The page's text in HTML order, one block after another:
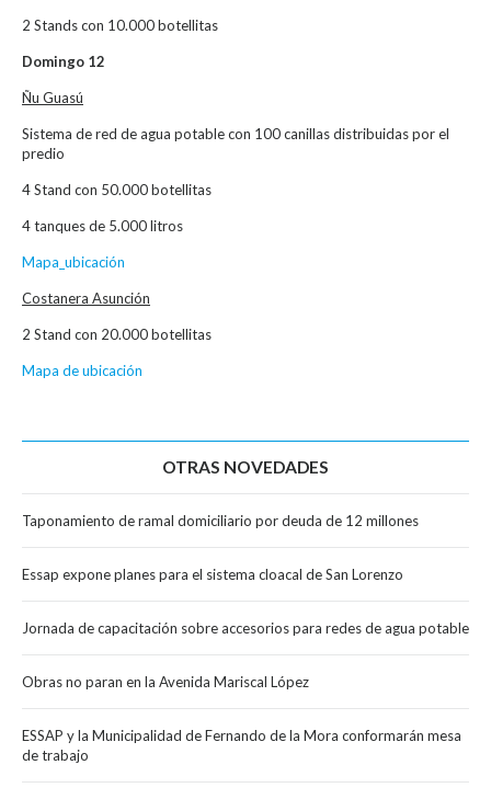
2 Stands con 10.000 botellitas
Domingo 12
Ñu Guasú
Sistema de red de agua potable con 100 canillas distribuidas por el
predio
4 Stand con 50.000 botellitas
4 tanques de 5.000 litros
Mapa_ubicación
Costanera Asunción
2 Stand con 20.000 botellitas
Mapa de ubicación
OTRAS NOVEDADES
Taponamiento de ramal domiciliario por deuda de 12 millones
Essap expone planes para el sistema cloacal de San Lorenzo
Jornada de capacitación sobre accesorios para redes de agua potable
Obras no paran en la Avenida Mariscal López
ESSAP y la Municipalidad de Fernando de la Mora conformarán mesa
de trabajo